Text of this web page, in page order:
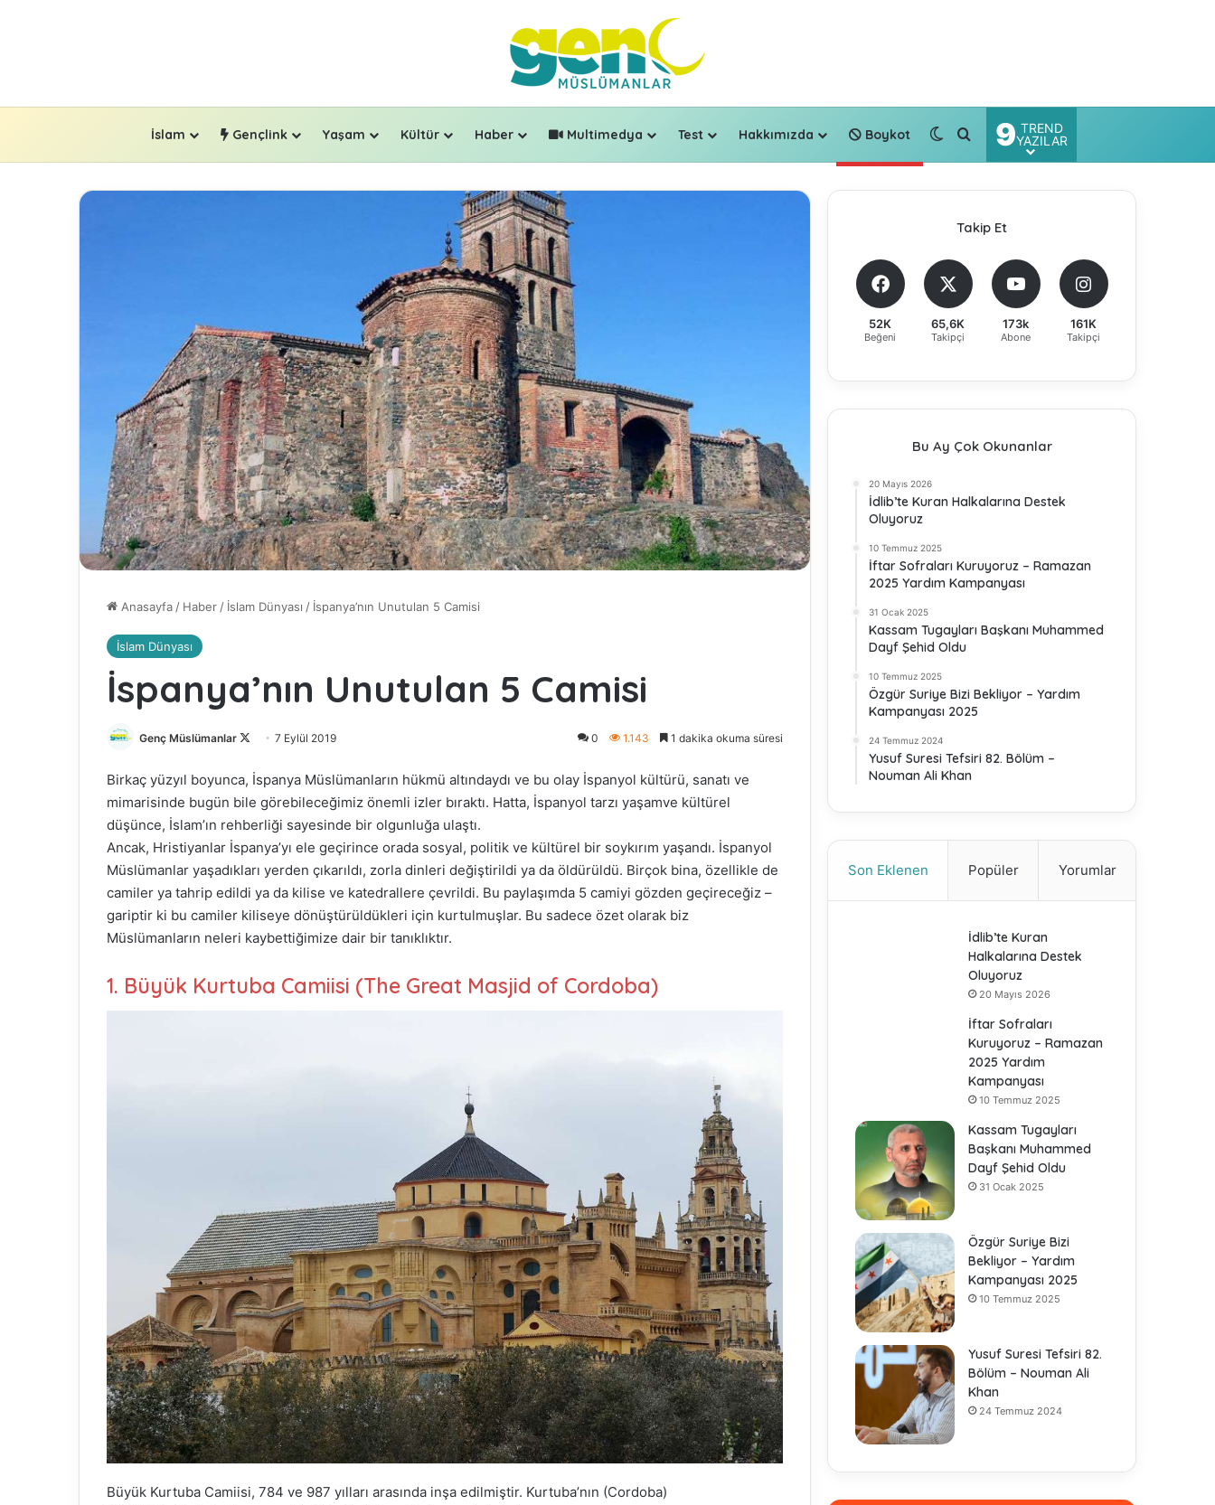
İslam Gençlink Yaşam Kültür Haber Multimedya Test Hakkımızda Boykot Dış görünümü değiştir
Arama yap ...
9 TREND
YAZILAR
Anasayfa / Haber / İslam Dünyası / İspanya’nın Unutulan 5 Camisi
İslam Dünyası
İspanya’nın Unutulan 5 Camisi
Genç Müslümanlar
l
o
w
o
n
X
7 Eylül 2019 0 1.143 1 dakika okuma süresi
Birkaç yüzyıl boyunca, İspanya Müslümanların hükmü altındaydı ve bu olay İspanyol kültürü, sanatı ve
mimarisinde bugün bile görebileceğimiz önemli izler bıraktı. Hatta, İspanyol tarzı yaşamve kültürel
düşünce, İslam’ın rehberliği sayesinde bir olgunluğa ulaştı.
Ancak, Hristiyanlar İspanya’yı ele geçirince orada sosyal, politik ve kültürel bir soykırım yaşandı. İspanyol
Müslümanlar yaşadıkları yerden çıkarıldı, zorla dinleri değiştirildi ya da öldürüldü. Birçok bina, özellikle de
camiler ya tahrip edildi ya da kilise ve katedrallere çevrildi. Bu paylaşımda 5 camiyi gözden geçireceğiz –
gariptir ki bu camiler kiliseye dönüştürüldükleri için kurtulmuşlar. Bu sadece özet olarak biz
Müslümanların neleri kaybettiğimize dair bir tanıklıktır.
1. Büyük Kurtuba Camiisi (The Great Masjid of Cordoba)
Büyük Kurtuba Camiisi, 784 ve 987 yılları arasında inşa edilmiştir. Kurtuba’nın (Cordoba)
Takip Et
52K
Beğeni
65,6K
Takipçi
173k
Abone
161K
Takipçi
Bu Ay Çok Okunanlar
20 Mayıs 2026
İdlib’te Kuran Halkalarına Destek
Oluyoruz
10 Temmuz 2025
İftar Sofraları Kuruyoruz – Ramazan
2025 Yardım Kampanyası
31 Ocak 2025
Kassam Tugayları Başkanı Muhammed
Dayf Şehid Oldu
10 Temmuz 2025
Özgür Suriye Bizi Bekliyor – Yardım
Kampanyası 2025
24 Temmuz 2024
Yusuf Suresi Tefsiri 82. Bölüm –
Nouman Ali Khan
Son Eklenen Popüler Yorumlar
İdlib’te Kuran
Halkalarına Destek
Oluyoruz
20 Mayıs 2026
İftar Sofraları
Kuruyoruz – Ramazan
2025 Yardım
Kampanyası
10 Temmuz 2025
Kassam Tugayları
Başkanı Muhammed
Dayf Şehid Oldu
31 Ocak 2025
Özgür Suriye Bizi
Bekliyor – Yardım
Kampanyası 2025
10 Temmuz 2025
Yusuf Suresi Tefsiri 82.
Bölüm – Nouman Ali
Khan
24 Temmuz 2024